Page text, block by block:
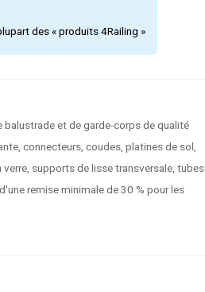
des « produits 4Railing »
et de garde-corps de qualité
connecteurs, coudes, platines de sol,
supports de lisse transversale, tubes
remise minimale de 30 % pour les